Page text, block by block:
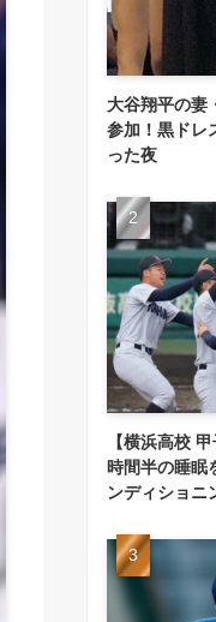
大谷翔平の妻
参加！黒ドレ
った夜
【横浜高校
時間半の睡眠
ンディショニ